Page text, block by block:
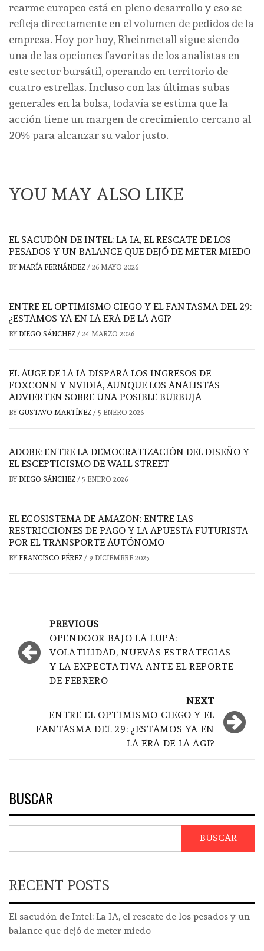
rearme europeo está en pleno desarrollo y eso se
refleja directamente en el volumen de pedidos de la
empresa. Hoy por hoy, Rheinmetall sigue siendo
una de las opciones favoritas de los analistas en
este sector bursátil, operando en territorio de
cuatro estrellas. Incluso con las últimas subas
generales en la bolsa, todavía se estima que la
acción tiene un margen de crecimiento cercano al
20% para alcanzar su valor justo.
YOU MAY ALSO LIKE
EL SACUDÓN DE INTEL: LA IA, EL RESCATE DE LOS
PESADOS Y UN BALANCE QUE DEJÓ DE METER MIEDO
BY MARÍA FERNÁNDEZ / 26 MAYO 2026
ENTRE EL OPTIMISMO CIEGO Y EL FANTASMA DEL 29:
¿ESTAMOS YA EN LA ERA DE LA AGI?
BY DIEGO SÁNCHEZ / 24 MARZO 2026
EL AUGE DE LA IA DISPARA LOS INGRESOS DE
FOXCONN Y NVIDIA, AUNQUE LOS ANALISTAS
ADVIERTEN SOBRE UNA POSIBLE BURBUJA
BY GUSTAVO MARTÍNEZ / 5 ENERO 2026
ADOBE: ENTRE LA DEMOCRATIZACIÓN DEL DISEÑO Y
EL ESCEPTICISMO DE WALL STREET
BY DIEGO SÁNCHEZ / 5 ENERO 2026
EL ECOSISTEMA DE AMAZON: ENTRE LAS
RESTRICCIONES DE PAGO Y LA APUESTA FUTURISTA
POR EL TRANSPORTE AUTÓNOMO
BY FRANCISCO PÉREZ / 9 DICIEMBRE 2025
navigation
PREVIOUS
OPENDOOR BAJO LA LUPA:
VOLATILIDAD, NUEVAS ESTRATEGIAS
Y LA EXPECTATIVA ANTE EL REPORTE
DE FEBRERO
NEXT
ENTRE EL OPTIMISMO CIEGO Y EL
FANTASMA DEL 29: ¿ESTAMOS YA EN
LA ERA DE LA AGI?
BUSCAR
BUSCAR
RECENT POSTS
El sacudón de Intel: La IA, el rescate de los pesados y un
balance que dejó de meter miedo